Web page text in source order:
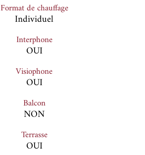
Format de chauffage
Individuel
Interphone
OUI
Visiophone
OUI
Balcon
NON
Terrasse
OUI